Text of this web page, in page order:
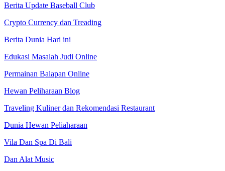
Berita Update Baseball Club
Crypto Currency dan Treading
Berita Dunia Hari ini
Edukasi Masalah Judi Online
Permainan Balapan Online
Hewan Peliharaan Blog
Traveling Kuliner dan Rekomendasi Restaurant
Dunia Hewan Peliaharaan
Vila Dan Spa Di Bali
Dan Alat Music